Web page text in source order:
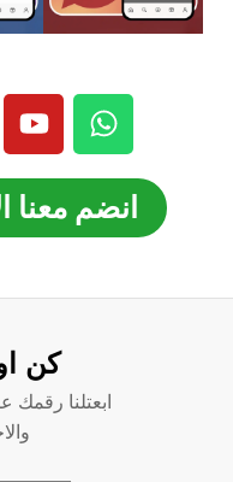
انضم معنا
كن
ابعتلنا